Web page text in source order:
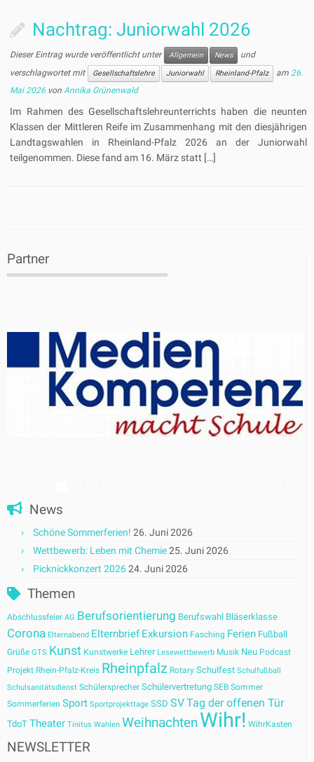
Nachtrag: Juniorwahl 2026
Dieser Eintrag wurde veröffentlicht unter Allgemein News
und
verschlagwortet mit
Gesellschaftslehre Juniorwahl Rheinland-Pfalz am26.
Mai 2026 vonAnnika Grünenwald
Im Rahmen des Gesellschaftslehreunterrichts haben die neunten
Klassen der Mittleren Reife im Zusammenhang mit den diesjährigen
Landtagswahlen in Rheinland-Pfalz 2026 an der Juniorwahl
teilgenommen. Diese fand am 16. März statt […]
Partner
News
Schöne Sommerferien! 26. Juni 2026
Wettbewerb: Leben mit Chemie25. Juni 2026
Picknickkonzert 202624. Juni 2026
Themen
Abschlussfeier AG Berufsorientierung Berufswahl Bläserklasse
Corona Elternabend Elternbrief Exkursion Fasching Ferien Fußball
Grüße GTS Kunst Kunstwerke Lehrer Lesewettbewerb Musik Neu Podcast
Projekt Rhein-Pfalz-Kreis Rheinpfalz Rotary Schulfest Schulfußball
Schulsanitätsdienst Schülersprecher Schülervertretung SEB Sommer
Sommerferien Sport Sportprojekttage SSD SVTag der offenen Tür
TdoT Theater Tinitus Wahlen WeihnachtenWihr! WihrKasten
NEWSLETTER